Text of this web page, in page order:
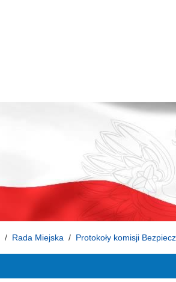
Rada Miejska Protokoły komisji